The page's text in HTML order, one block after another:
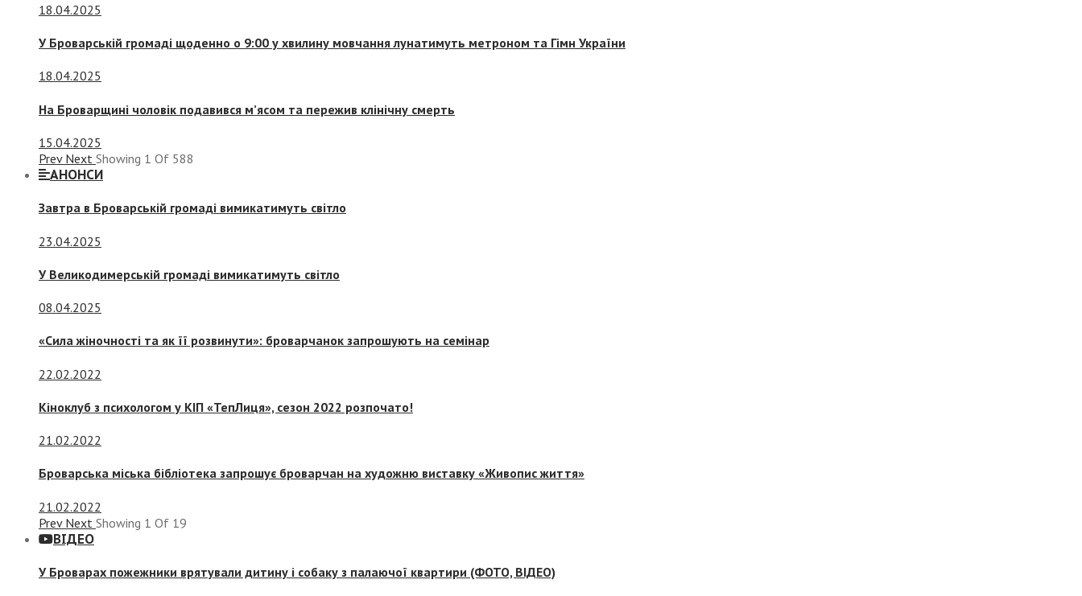
18.04.2025
У Броварській громаді щоденно о 9:00 у хвилину мовчання лунатимуть метроном та Гімн України
18.04.2025
На Броварщині чоловік подавився м’ясом та пережив клінічну смерть
15.04.2025
Prev Next Showing 1 Of 588
АНОНСИ
Завтра в Броварській громаді вимикатимуть світло
23.04.2025
У Великодимерській громаді вимикатимуть світло
08.04.2025
«Сила жіночності та як її розвинути»: броварчанок запрошують на семінар
22.02.2022
Кіноклуб з психологом у КІП «ТепЛиця», сезон 2022 розпочато!
21.02.2022
Броварська міська бібліотека запрошує броварчан на художню виставку «Живопис життя»
21.02.2022
Prev Next Showing 1 Of 19
ВІДЕО
У Броварах пожежники врятували дитину і собаку з палаючої квартири (ФОТО, ВІДЕО)